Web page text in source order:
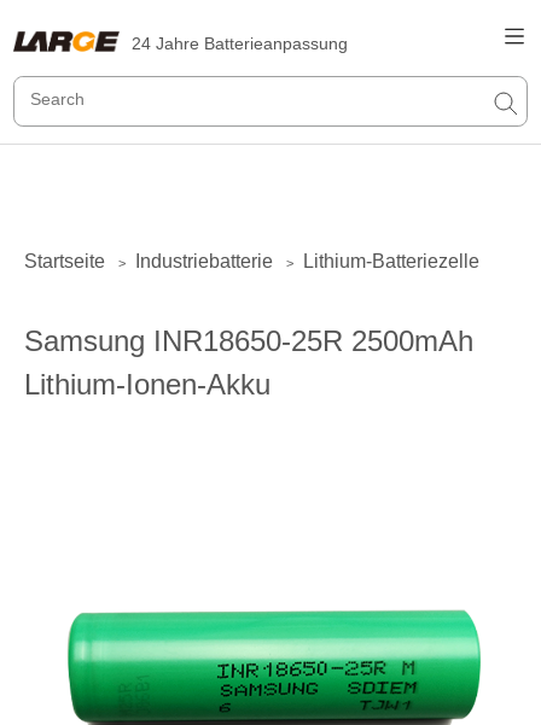
24 Jahre Batterieanpassung
Startseite > Industriebatterie > Lithium-Batteriezelle
Samsung INR18650-25R 2500mAh
Lithium-Ionen-Akku